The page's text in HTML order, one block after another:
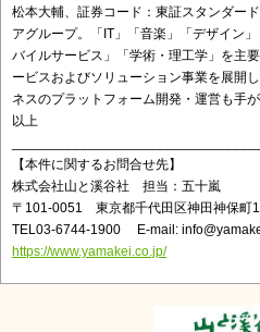
松本大輔、証券コード：東証スタンダー
アグループ。「IT」「音楽」「デザイン
バイルサービス」「学術・理工学」を主
ービスおよびソリューション事業を展開
ネスのプラットフォーム開発・運営も手が
以上
【本件に関するお問合せ先】
株式会社山と溪谷社 担当：五十嵐
〒101-0051 東京都千代田区神田神保町
TEL03-6744-1900 E-mail:
https://www.yamakei.co.jp/